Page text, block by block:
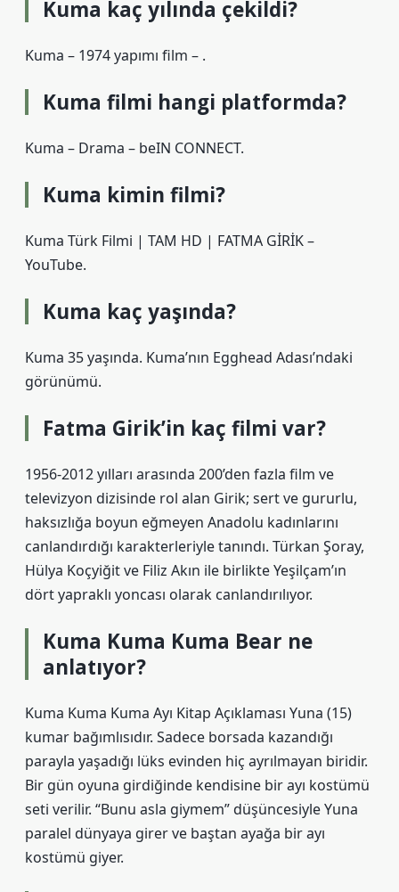
Kuma kaç yılında çekildi?
Kuma – 1974 yapımı film – .
Kuma filmi hangi platformda?
Kuma – Drama – beIN CONNECT.
Kuma kimin filmi?
Kuma Türk Filmi | TAM HD | FATMA GİRİK –
YouTube.
Kuma kaç yaşında?
Kuma 35 yaşında. Kuma’nın Egghead Adası’ndaki
görünümü.
Fatma Girik’in kaç filmi var?
1956-2012 yılları arasında 200’den fazla film ve
televizyon dizisinde rol alan Girik; sert ve gururlu,
haksızlığa boyun eğmeyen Anadolu kadınlarını
canlandırdığı karakterleriyle tanındı. Türkan Şoray,
Hülya Koçyiğit ve Filiz Akın ile birlikte Yeşilçam’ın
dört yapraklı yoncası olarak canlandırılıyor.
Kuma Kuma Kuma Bear ne
anlatıyor?
Kuma Kuma Kuma Ayı Kitap Açıklaması Yuna (15)
kumar bağımlısıdır. Sadece borsada kazandığı
parayla yaşadığı lüks evinden hiç ayrılmayan biridir.
Bir gün oyuna girdiğinde kendisine bir ayı kostümü
seti verilir. “Bunu asla giymem” düşüncesiyle Yuna
paralel dünyaya girer ve baştan ayağa bir ayı
kostümü giyer.